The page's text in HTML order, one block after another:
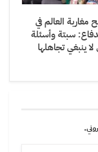
العالم في
سبتة وأسئلة
لا ينبغي تجاهلها